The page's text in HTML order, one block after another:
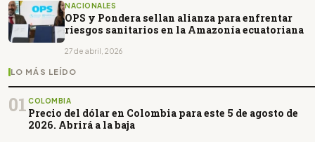
NACIONALES
OPS y Pondera sellan alianza para enfrentar
riesgos sanitarios en la Amazonía ecuatoriana
27 de abril, 2026
LO MÁS LEÍDO
01 COLOMBIA
Precio del dólar en Colombia para este 5 de agosto de
2026. Abrirá a la baja